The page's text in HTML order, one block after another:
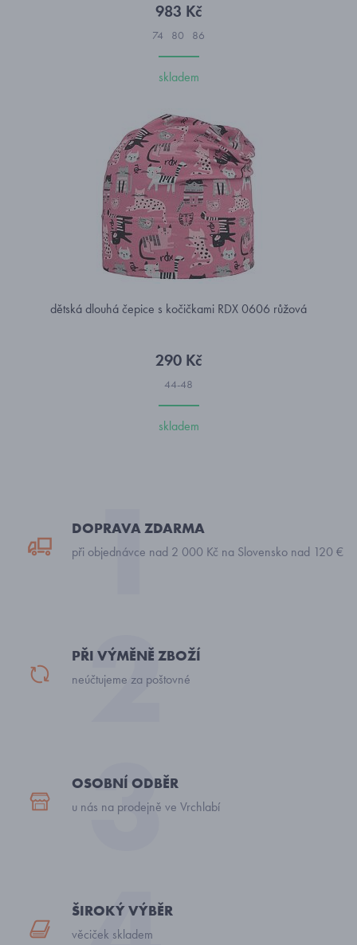
983 Kč
74 80 86
skladem
dětská dlouhá čepice s kočičkami RDX 0606 růžová
290 Kč
44-48
skladem
DOPRAVA ZDARMA
při objednávce nad 2 000 Kč na Slovensko nad 120 €
PŘI VÝMĚNĚ ZBOŽÍ
neúčtujeme za poštovné
OSOBNÍ ODBĚR
u nás na prodejně ve Vrchlabí
ŠIROKÝ VÝBĚR
věciček skladem